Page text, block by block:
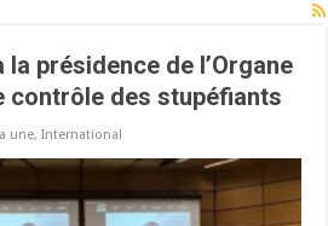
présidence de l’Organe
contrôle des stupéfiants
une,International